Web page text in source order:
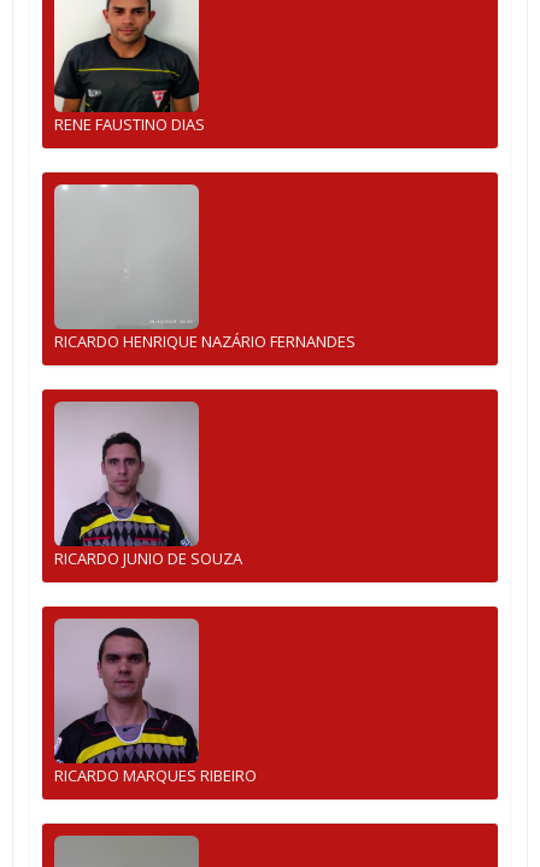
RENE FAUSTINO DIAS
RICARDO HENRIQUE NAZÁRIO FERNANDES
RICARDO JUNIO DE SOUZA
RICARDO MARQUES RIBEIRO